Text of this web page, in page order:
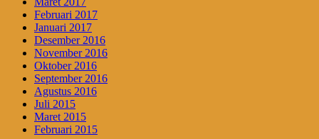
Februari 2017
Januari 2017
Desember 2016
November 2016
Oktober 2016
September 2016
Agustus 2016
Juli 2015
Maret 2015
Februari 2015